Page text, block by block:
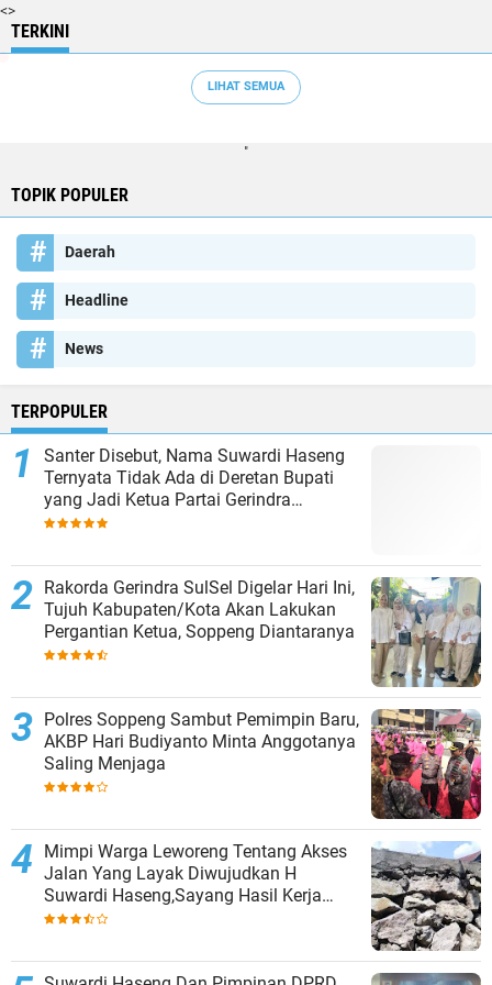
<>
TERKINI
LIHAT SEMUA
"
TOPIK POPULER
Daerah
Headline
News
TERPOPULER
Santer Disebut, Nama Suwardi Haseng
Ternyata Tidak Ada di Deretan Bupati
yang Jadi Ketua Partai Gerindra
Kabupaten
Rakorda Gerindra SulSel Digelar Hari Ini,
Tujuh Kabupaten/Kota Akan Lakukan
Pergantian Ketua, Soppeng Diantaranya
Polres Soppeng Sambut Pemimpin Baru,
AKBP Hari Budiyanto Minta Anggotanya
Saling Menjaga
Mimpi Warga Leworeng Tentang Akses
Jalan Yang Layak Diwujudkan H
Suwardi Haseng,Sayang Hasil Kerja
Kontraktor Dinilai Tak Sesuai Spesifikasi